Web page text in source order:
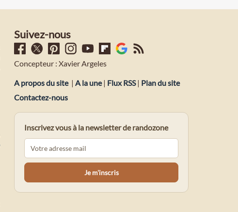
Suivez-nous
Concepteur : Xavier Argeles
A propos du site | A la une| Flux RSS| Plan du site
Contactez-nous
Inscrivez vous à la newsletter de randozone